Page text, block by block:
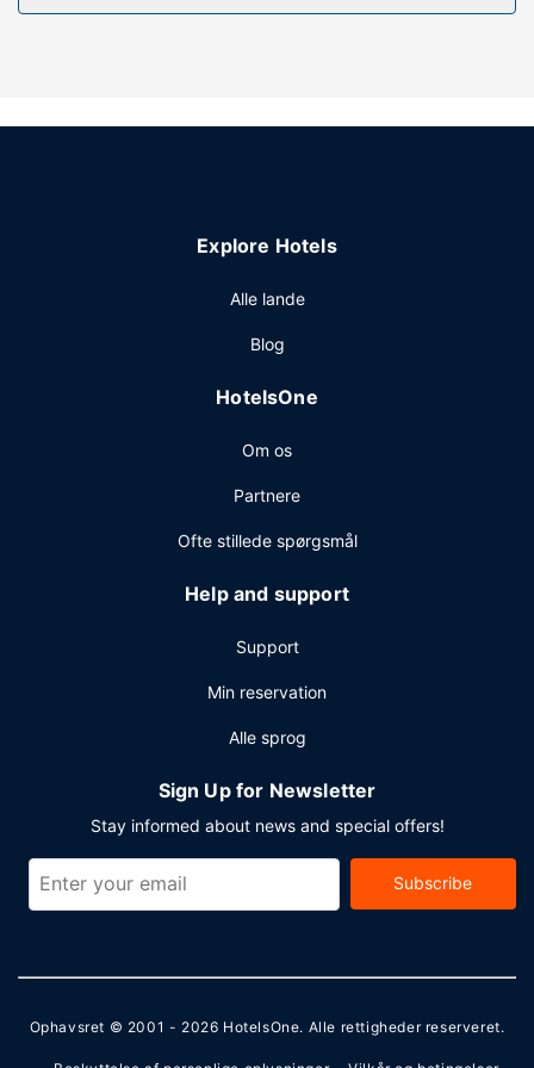
trådløs internetadgang.
Explore Hotels
Alle lande
Blog
HotelsOne
Om os
Partnere
Ofte stillede spørgsmål
Help and support
Support
Min reservation
Alle sprog
Sign Up for Newsletter
Stay informed about news and special offers!
Subscribe
Ophavsret © 2001 - 2026 HotelsOne. Alle rettigheder reserveret.